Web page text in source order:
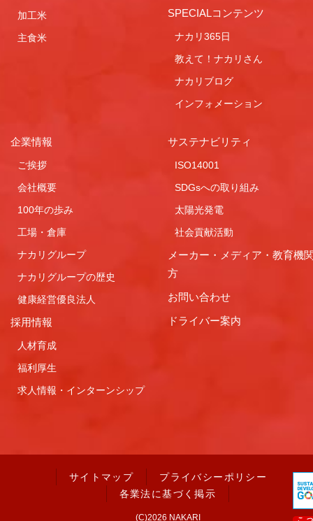
加工米
主食米
SPECIALコンテンツ
ナカリ365日
教えて！ナカリさん
ナカリブログ
インフォメーション
企業情報
ご挨拶
会社概要
100年の歩み
工場・倉庫
ナカリグループ
ナカリグループの歴史
健康経営優良法人
採用情報
人材育成
福利厚生
求人情報・インターンシップ
サステナビリティ
ISO14001
SDGsへの取り組み
太陽光発電
社会貢献活動
メーカー・メディア・教育機
方
お問い合わせ
ドライバー案内
サイトマップ
プライバシーポリシー
各業法に基づく掲示
(C)2026 NAKARI